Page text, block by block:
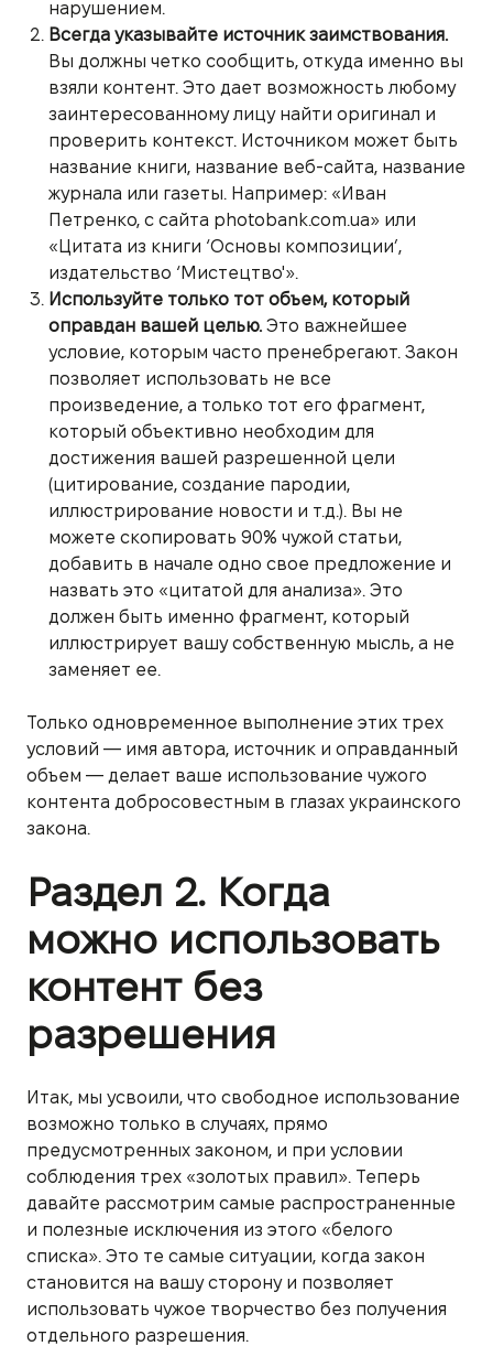
нарушением.
Всегда указывайте источник заимствования.
Вы должны четко сообщить, откуда именно вы
взяли контент. Это дает возможность любому
заинтересованному лицу найти оригинал и
проверить контекст. Источником может быть
название книги, название веб-сайта, название
журнала или газеты. Например: «Иван
Петренко, с сайта photobank.com.ua» или
«Цитата из книги ‘Основы композиции’,
издательство ‘Мистецтво'».
Используйте только тот объем, который
оправдан вашей целью. Это важнейшее
условие, которым часто пренебрегают. Закон
позволяет использовать не все
произведение, а только тот его фрагмент,
который объективно необходим для
достижения вашей разрешенной цели
(цитирование, создание пародии,
иллюстрирование новости и т.д.). Вы не
можете скопировать 90% чужой статьи,
добавить в начале одно свое предложение и
назвать это «цитатой для анализа». Это
должен быть именно фрагмент, который
иллюстрирует вашу собственную мысль, а не
заменяет ее.
Только одновременное выполнение этих трех
условий — имя автора, источник и оправданный
объем — делает ваше использование чужого
контента добросовестным в глазах украинского
закона.
Раздел 2. Когда
можно использовать
контент без
разрешения
Итак, мы усвоили, что свободное использование
возможно только в случаях, прямо
предусмотренных законом, и при условии
соблюдения трех «золотых правил». Теперь
давайте рассмотрим самые распространенные
и полезные исключения из этого «белого
списка». Это те самые ситуации, когда закон
становится на вашу сторону и позволяет
использовать чужое творчество без получения
отдельного разрешения.